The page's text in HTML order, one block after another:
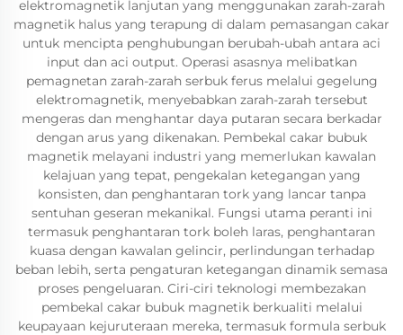
elektromagnetik lanjutan yang menggunakan zarah-zarah
magnetik halus yang terapung di dalam pemasangan cakar
untuk mencipta penghubungan berubah-ubah antara aci
input dan aci output. Operasi asasnya melibatkan
pemagnetan zarah-zarah serbuk ferus melalui gegelung
elektromagnetik, menyebabkan zarah-zarah tersebut
mengeras dan menghantar daya putaran secara berkadar
dengan arus yang dikenakan. Pembekal cakar bubuk
magnetik melayani industri yang memerlukan kawalan
kelajuan yang tepat, pengekalan ketegangan yang
konsisten, dan penghantaran tork yang lancar tanpa
sentuhan geseran mekanikal. Fungsi utama peranti ini
termasuk penghantaran tork boleh laras, penghantaran
kuasa dengan kawalan gelincir, perlindungan terhadap
beban lebih, serta pengaturan ketegangan dinamik semasa
proses pengeluaran. Ciri-ciri teknologi membezakan
pembekal cakar bubuk magnetik berkualiti melalui
keupayaan kejuruteraan mereka, termasuk formula serbuk